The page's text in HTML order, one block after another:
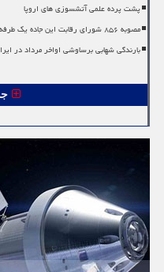
پشت پرده علمی آتشسوزی های اروپا
مصوبه ۸۵۶ شورای رقابت این جاده یک طرفه است
بارندگی شهابی برساوشی اواخر مرداد در